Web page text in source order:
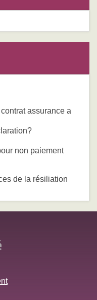
assurance a
non paiement
de la résiliation